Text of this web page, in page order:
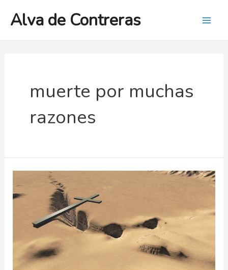
Alva de Contreras
muerte por muchas
razones